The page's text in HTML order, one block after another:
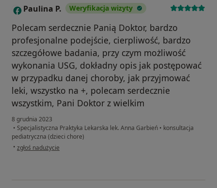
P Paulina P. Weryfikacja wizyty
Polecam serdecznie Panią Doktor, bardzo
profesjonalne podejście, cierpliwość, bardzo
szczegółowe badania, przy czym możliwość
wykonania USG, dokładny opis jak postępować
w przypadku danej choroby, jak przyjmować
leki, wszystko na +, polecam serdecznie
wszystkim, Pani Doktor z wielkim
8 grudnia 2023
• Specjalistyczna Praktyka Lekarska lek. Anna Garbień • konsultacja
pediatryczna (dzieci chore)
• w opinii użytkownika Paulina P.
zgłoś nadużycie